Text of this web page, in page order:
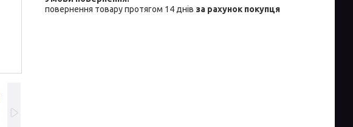
повернення товару протягом 14 днів за рахунок покупця